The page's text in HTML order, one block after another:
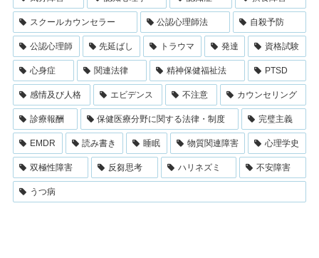
スクールカウンセラー 公認心理師法 自殺予防
公認心理師 先延ばし トラウマ 発達 資格試験
心身症 関連法律 精神保健福祉法 PTSD
感情及び人格 エビデンス 不注意 カウンセリング
診療報酬 保健医療分野に関する法律・制度 完璧主義
EMDR 読み書き 睡眠 物質関連障害 心理学史
双極性障害 反芻思考 ハリネズミ 不安障害
うつ病